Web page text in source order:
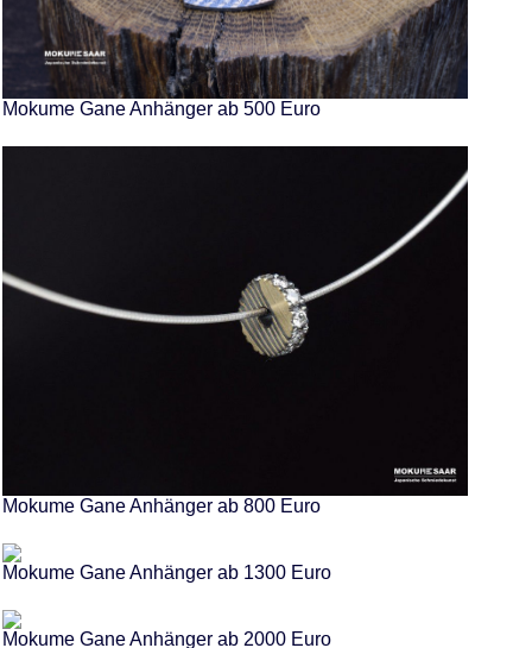
Mokume Gane Anhänger ab 500 Euro
Mokume Gane Anhänger ab 800 Euro
Mokume Gane Anhänger ab 1300 Euro
Mokume Gane Anhänger ab 2000 Euro